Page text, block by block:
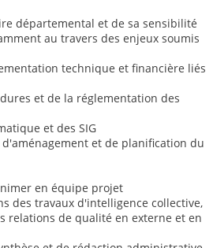
départemental et de sa sensibilité
au travers des enjeux soumis
technique et financière liés
et de la réglementation des
et des SIG
et de planification du
en équipe projet
des travaux d'intelligence collective,
relations de qualité en externe et en